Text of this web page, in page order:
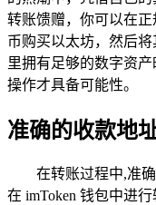
转账馈赠，你可以在
币购买以太坊，然后
里拥有足够的数字资
操作才具备可能性。
准确的收款地
在转账过程中,准
在 imToken 钱包中进